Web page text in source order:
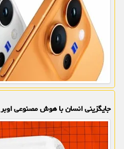
جایگزینی انسان با هوش مصنوعی اوبر ۱۰ درصد از کارکنان بخش پشتیبانی خویش را تعدیل کرد